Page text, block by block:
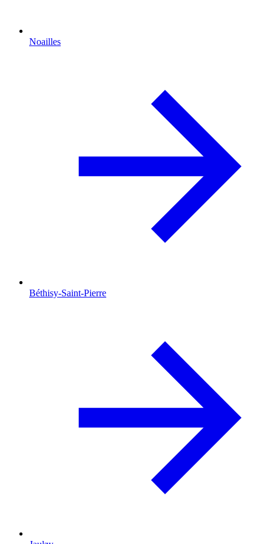
Noailles
Béthisy-Saint-Pierre